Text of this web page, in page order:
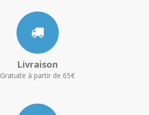
Livraison
Gratuite à partir de 65€